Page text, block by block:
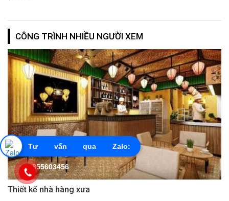
CÔNG TRÌNH NHIỀU NGƯỜI XEM
Thiết kế nhà hàng xưa
Tư vấn qua Zalo:
0855603456